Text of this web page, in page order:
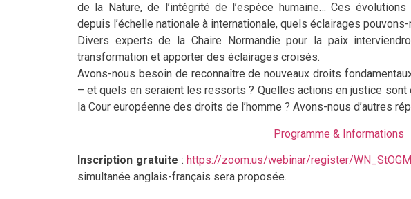
de la Nature, de l’intégrité de l’espèce humaine… Ces
depuis l’échelle nationale à internationale, quels éclairages
Divers experts de la Chaire Normandie pour la paix
transformation et apporter des éclairages croisés.
Avons-nous besoin de reconnaître de nouveaux droits
– et quels en seraient les ressorts ? Quelles actions en justice
la Cour européenne des droits de l’homme ? Avons-nous d’autres
Programme & Informations
Inscription gratuite :https://zoom.us/webinar/register/
simultanée anglais-français sera proposée.